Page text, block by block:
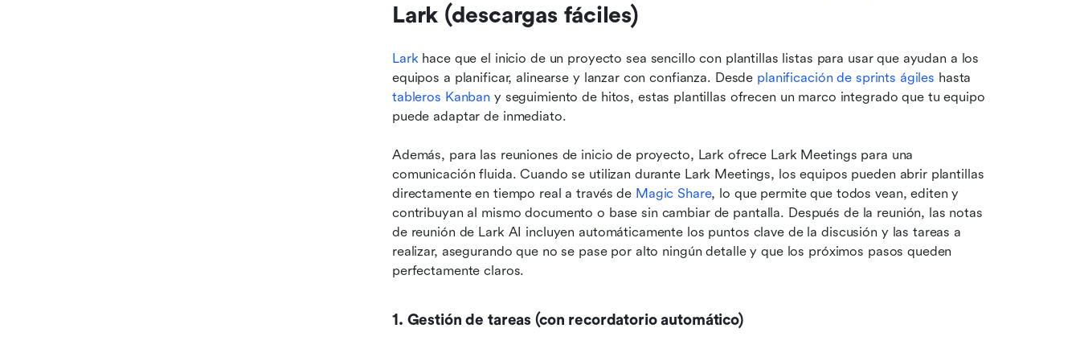
Lark (descargas fáciles)
Lark hace que el inicio de un proyecto sea sencillo con plantillas listas para usar que ayudan a los
equipos a planificar, alinearse y lanzar con confianza. Desde planificación de sprints ágiles
tableros Kanban y seguimiento de hitos, estas plantillas ofrecen un marco integrado que tu equipo
puede adaptar de inmediato.
Además, para las reuniones de inicio de proyecto, Lark ofrece Lark Meetings para una
comunicación fluida. Cuando se utilizan durante Lark Meetings, los equipos pueden abrir plantillas
directamente en tiempo real a través de Magic Share, lo que permite que todos vean, editen y
contribuyan al mismo documento o base sin cambiar de pantalla. Después de la reunión, las notas
de reunión de Lark AI incluyen automáticamente los puntos clave de la discusión y las tareas a
realizar, asegurando que no se pase por alto ningún detalle y que los próximos pasos queden
perfectamente claros.
1. Gestión de tareas (con recordatorio automático)